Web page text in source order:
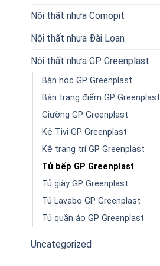
Nội thất nhựa Comopit
Nội thất nhựa Đài Loan
Nội thất nhựa GP Greenplast
Bàn học GP Greenplast
Bàn trang điểm GP Greenplast
Giường GP Greenplast
Kệ Tivi GP Greenplast
Kệ trang trí GP Greenplast
Tủ bếp GP Greenplast
Tủ giày GP Greenplast
Tủ Lavabo GP Greenplast
Tủ quần áo GP Greenplast
Uncategorized